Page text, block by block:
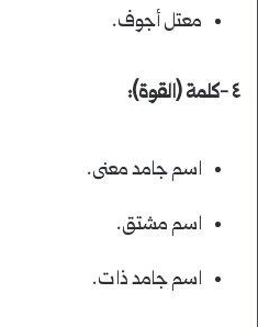
معتل أجوف.
٤ -كلمة (القوة):
اسم جامد معنى.
اسم مشتق.
اسم جامد ذات.